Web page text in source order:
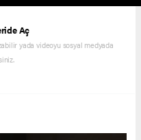
Aç
yada videoyu sosyal medyada